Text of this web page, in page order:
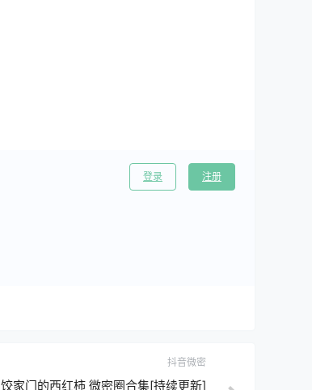
登录 注册
抖音微密
饺家门的西红柿 微密圈合集[持续更新]